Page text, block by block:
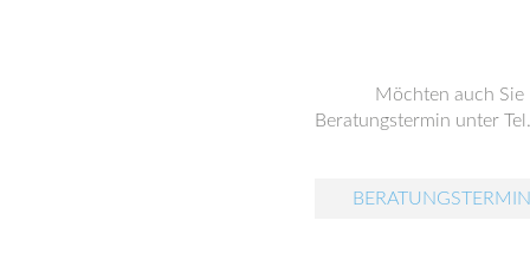
Möchten auch
Beratungstermin unter